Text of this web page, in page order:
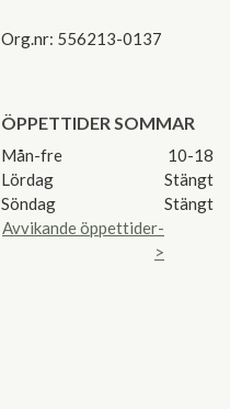
Org.nr: 556213-0137
ÖPPETTIDER SOMMAR
Mån-fre
10-18
Lördag
Stängt
Söndag
Stängt
Avvikande öppettider-
>